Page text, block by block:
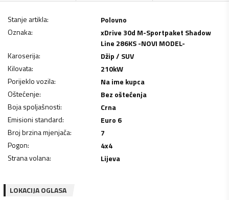
Stanje artikla:
Polovno
Oznaka:
xDrive 30d M-Sportpaket Shadow
Line 286KS -NOVI MODEL-
Karoserija:
Džip / SUV
Kilovata: 210kW
Porijeklo vozila:
Na ime kupca
Oštećenje:
Bez oštećenja
Boja spoljašnosti:
Crna
Emisioni standard:
Euro 6
Broj brzina mjenjača:
7
Pogon:
4x4
Strana volana: Lijeva
LOKACIJA OGLASA